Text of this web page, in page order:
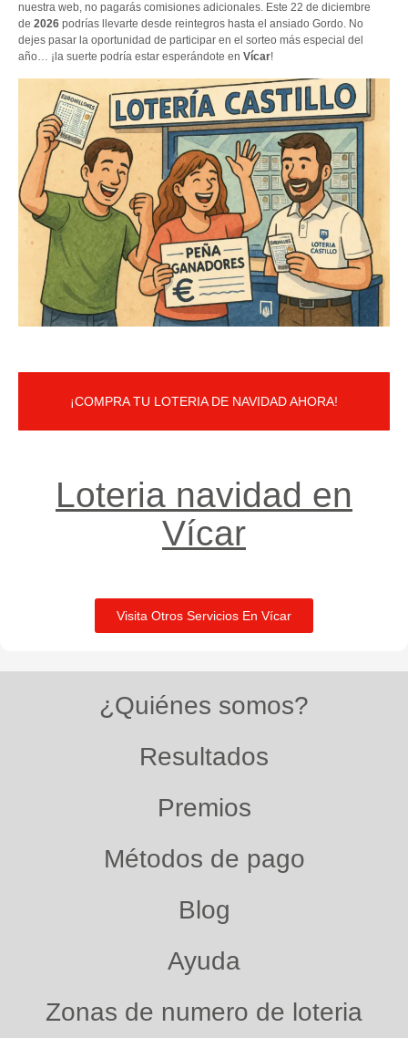
nuestra web, no pagarás comisiones adicionales. Este 22 de diciembre
de 2026 podrías llevarte desde reintegros hasta el ansiado Gordo. No
dejes pasar la oportunidad de participar en el sorteo más especial del
año… ¡la suerte podría estar esperándote en Vícar!
¡COMPRA TU LOTERIA DE NAVIDAD AHORA!
Loteria navidad en
Vícar​
Visita Otros Servicios En Vícar
¿Quiénes somos?
Resultados
Premios
Métodos de pago
Blog
Ayuda
Zonas de numero de loteria